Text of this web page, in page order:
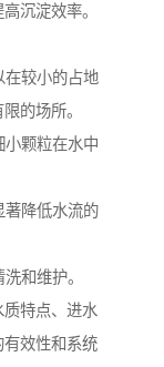
沉淀效率。
较小的占地
的场所。
颗粒在水中
降低水流的
和维护。
特点、进水
效性和系统